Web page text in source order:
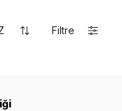
Filtre